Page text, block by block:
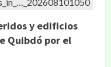
y edificios
Quibdó por el